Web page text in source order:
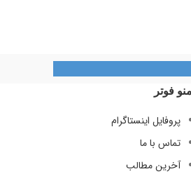
09128884461
09124847876
منو فوتر
پروفایل اینستاگرام
تماس با ما
آخرین مطالب